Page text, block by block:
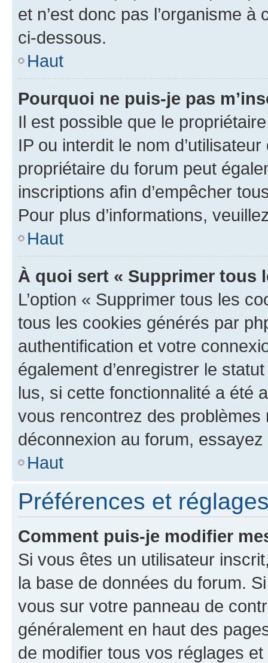
et n’est donc pas l’organisme
ci-dessous.
Haut
Pourquoi ne puis-je pas
Il est possible que le
IP ou interdit le nom
propriétaire du forum peut
inscriptions afin d’empêcher
Pour plus d’informations,
Haut
À quoi sert « Supprimer tous
L’option « Supprimer tous les
tous les cookies générés par
authentification et votre
également d’enregistrer le
lus, si cette fonctionnalité a été
vous rencontrez des
déconnexion au forum,
Haut
Préférences et
Comment puis-je modifier
Si vous êtes un utilisateur
la base de données du forum.
vous sur votre panneau de
généralement en haut des
de modifier tous vos réglages